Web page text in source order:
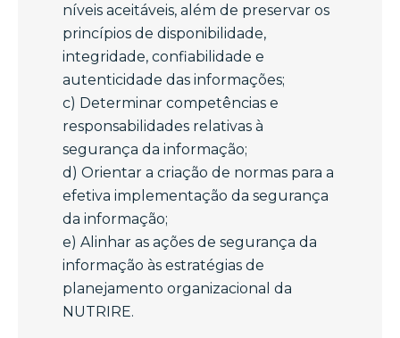
níveis aceitáveis, além de preservar os
princípios de disponibilidade,
integridade, confiabilidade e
autenticidade das informações;
c) Determinar competências e
responsabilidades relativas à
segurança da informação;
d) Orientar a criação de normas para a
efetiva implementação da segurança
da informação;
e) Alinhar as ações de segurança da
informação às estratégias de
planejamento organizacional da
NUTRIRE.